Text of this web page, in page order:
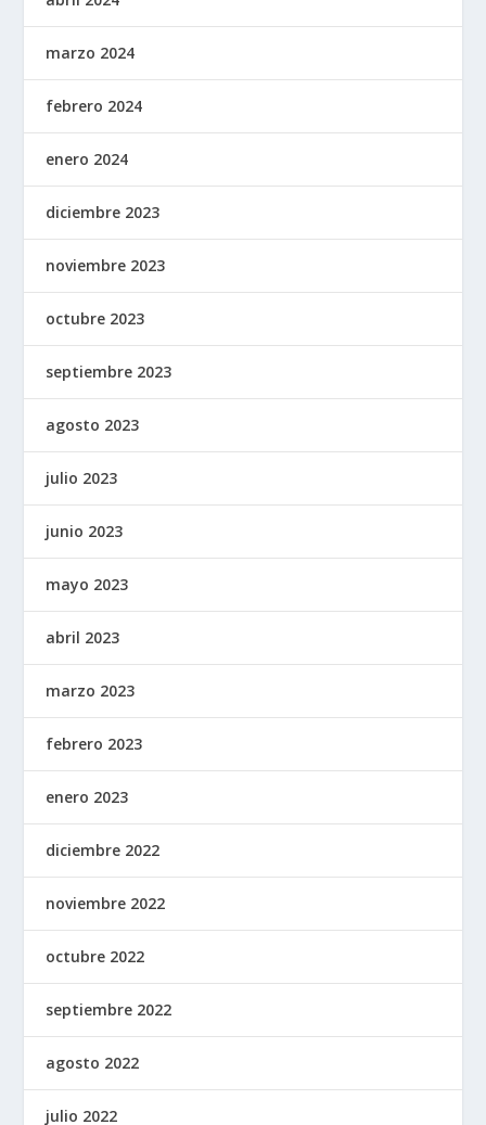
marzo 2024
febrero 2024
enero 2024
diciembre 2023
noviembre 2023
octubre 2023
septiembre 2023
agosto 2023
julio 2023
junio 2023
mayo 2023
abril 2023
marzo 2023
febrero 2023
enero 2023
diciembre 2022
noviembre 2022
octubre 2022
septiembre 2022
agosto 2022
julio 2022